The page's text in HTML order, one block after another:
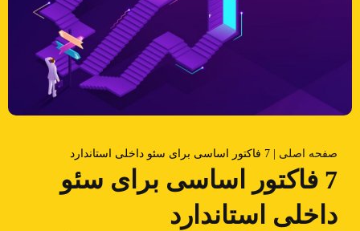
صفحه اصلی 7 فاکتور اساسی برای سئو داخلی استاندارد
7 فاکتور اساسی برای سئو
داخلی استاندارد